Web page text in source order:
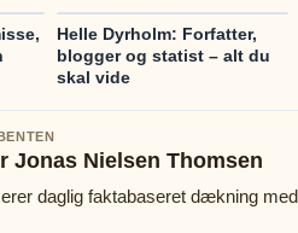
Helle Dyrholm: Forfatter,
blogger og statist – alt du
skal vide
Jonas Nielsen Thomsen
daglig faktabaseret dækning